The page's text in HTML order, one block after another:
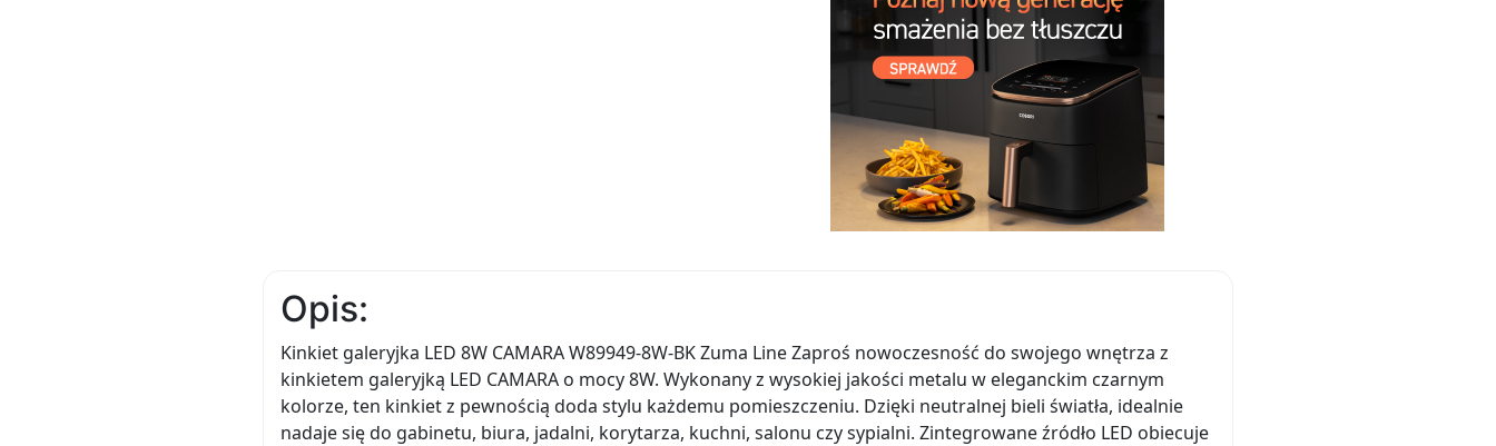
Opis:
Kinkiet galeryjka LED 8W CAMARA W89949-8W-BK Zuma Line Zaproś nowoczesność do swojego wnętrza z
kinkietem galeryjką LED CAMARA o mocy 8W. Wykonany z wysokiej jakości metalu w eleganckim czarnym
kolorze, ten kinkiet z pewnością doda stylu każdemu pomieszczeniu. Dzięki neutralnej bieli światła, idealnie
nadaje się do gabinetu, biura, jadalni, korytarza, kuchni, salonu czy sypialni. Zintegrowane źródło LED obiecuje